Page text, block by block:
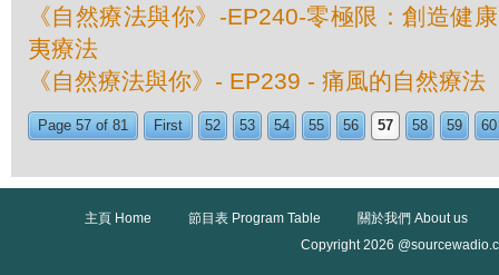
《自然療法與你》-EP240-零極限：創造健
夷療法
《自然療法與你》- EP239 - 痛風的自然療法
Page 57 of 81 First 52 53 54 55 56 57 58 59 60
主頁 Home 節目表 Program Table
關於我們 About us
Copyright 2026